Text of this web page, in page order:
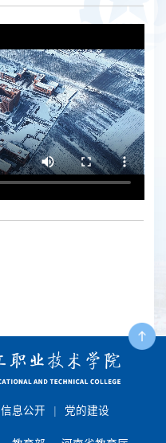
信息公开 | 党的建设